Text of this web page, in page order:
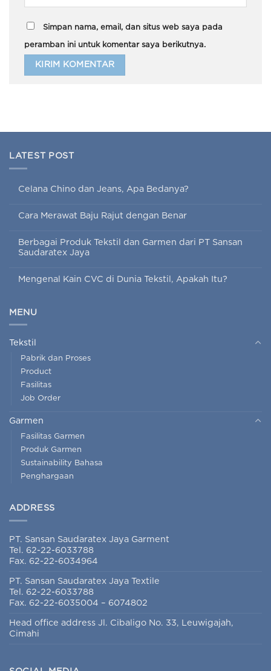
Simpan nama, email, dan situs web saya pada
peramban ini untuk komentar saya berikutnya.
LATEST POST
Celana Chino dan Jeans, Apa Bedanya?
Cara Merawat Baju Rajut dengan Benar
Berbagai Produk Tekstil dan Garmen dari PT Sansan
Saudaratex Jaya
Mengenal Kain CVC di Dunia Tekstil, Apakah Itu?
MENU
Tekstil
Pabrik dan Proses
Product
Fasilitas
Job Order
Garmen
Fasilitas Garmen
Produk Garmen
Sustainability Bahasa
Penghargaan
ADDRESS
PT. Sansan Saudaratex Jaya Garment
Tel. 62-22-6033788
Fax. 62-22-6034964
PT. Sansan Saudaratex Jaya Textile
Tel. 62-22-6033788
Fax. 62-22-6035004 – 6074802
Head office address Jl. Cibaligo No. 33, Leuwigajah,
Cimahi